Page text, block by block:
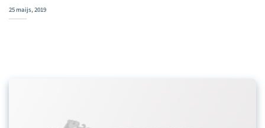
25 maijs, 2019